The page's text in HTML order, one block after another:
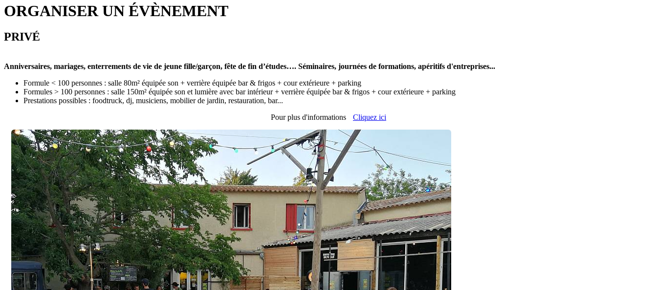
ORGANISER UN ÉVÈNEMENT
PRIVÉ
Anniversaires, mariages, enterrements de vie de jeune fille/garçon, fête de fin d’études…. Séminaires, journées de formations, apéritifs d'entreprises...
Formule < 100 personnes : salle 80m² équipée son + verrière équipée bar & frigos + cour extérieure + parking
Formules > 100 personnes : salle 150m² équipée son et lumière avec bar intérieur + verrière équipée bar & frigos + cour extérieure + parking
Prestations possibles : foodtruck, dj, musiciens, mobilier de jardin, restauration, bar...
Pour plus d'informations
Cliquez ici